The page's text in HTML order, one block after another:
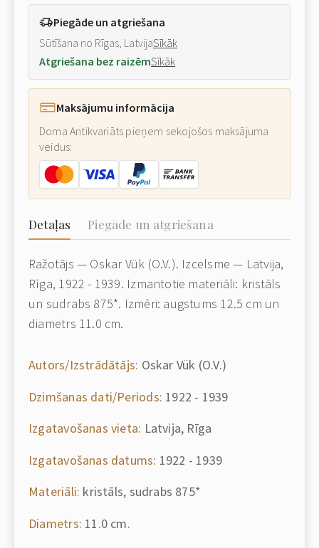
Piegāde un atgriešana
Sūtīšana no Rīgas, LatvijaSīkāk
Atgriešana bez raizēmSīkāk
Maksājumu informācija
Doma Antikvariāts pieņem sekojošos maksājuma
veidus:
Detaļas Piegāde un atgriešana
Ražotājs — Oskar Vük (O.V.). Izcelsme — Latvija,
Rīga, 1922 - 1939. Izmantotie materiāli: kristāls
un sudrabs 875*. Izmēri: augstums 12.5 cm un
diametrs 11.0 cm.
Autors/Izstrādātājs: Oskar Vük (O.V.)
Dzimšanas dati/Periods: 1922 - 1939
Izgatavošanas vieta: Latvija, Rīga
Izgatavošanas datums: 1922 - 1939
Materiāli: kristāls, sudrabs 875*
Diametrs: 11.0 cm.